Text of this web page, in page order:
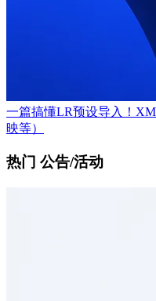
一篇搞懂LR预设导入！
映等）
热门 公告/活动